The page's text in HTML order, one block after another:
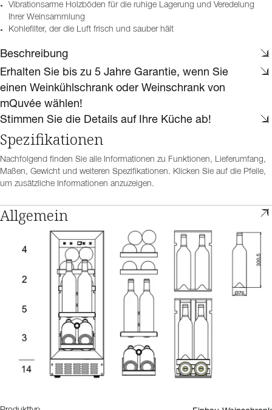
Vibrationsarme Holzböden für die ruhige Lagerung und Veredelung
Ihrer Weinsammlung
Kohlefilter, der die Luft frisch und sauber hält
Beschreibung
Erhalten Sie bis zu 5 Jahre Garantie, wenn Sie
einen Weinkühlschrank oder Weinschrank von
mQuvée wählen!
Stimmen Sie die Details auf Ihre Küche ab!
Spezifikationen
Nachfolgend finden Sie alle Informationen zu Funktionen, Lieferumfang,
Maßen, Gewicht und weiteren Spezifikationen. Klicken Sie auf die Pfeile,
um zusätzliche Informationen anzuzeigen.
Allgemein